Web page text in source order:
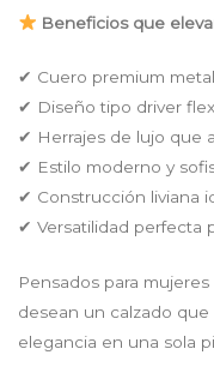
Beneficios que
✔ Cuero premium
✔ Diseño tipo driver
✔ Herrajes de lujo que
✔ Estilo moderno y
✔ Construcción liviana
✔ Versatilidad perfecta
Pensados para
desean un calzado
elegancia en una sola